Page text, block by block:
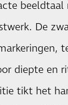
De
diepte en
tikt het